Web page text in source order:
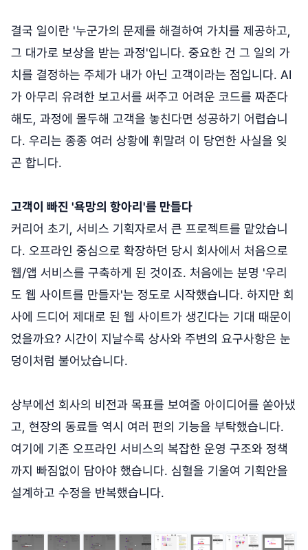
결국 일이란 '누군가의 문제를 해결하여 가치를 제공하고,
그 대가로 보상을 받는 과정'입니다. 중요한 건 그 일의 가
치를 결정하는 주체가 내가 아닌 고객이라는 점입니다. AI
가 아무리 유려한 보고서를 써주고 어려운 코드를 짜준다
해도, 과정에 몰두해 고객을 놓친다면 성공하기 어렵습니
다. 우리는 종종 여러 상황에 휘말려 이 당연한 사실을 잊
곤 합니다.
고객이 빠진 '욕망의 항아리'를 만들다
커리어 초기, 서비스 기획자로서 큰 프로젝트를 맡았습니
다. 오프라인 중심으로 확장하던 당시 회사에서 처음으로
웹/앱 서비스를 구축하게 된 것이죠. 처음에는 분명 '우리
도 웹 사이트를 만들자'는 정도로 시작했습니다. 하지만 회
사에 드디어 제대로 된 웹 사이트가 생긴다는 기대 때문이
었을까요? 시간이 지날수록 상사와 주변의 요구사항은 눈
덩이처럼 불어났습니다.
상부에선 회사의 비전과 목표를 보여줄 아이디어를 쏟아냈
고, 현장의 동료들 역시 여러 편의 기능을 부탁했습니다.
여기에 기존 오프라인 서비스의 복잡한 운영 구조와 정책
까지 빠짐없이 담아야 했습니다. 심혈을 기울여 기획안을
설계하고 수정을 반복했습니다.